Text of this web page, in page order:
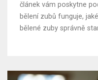
článek vám poskytne
bělení zubů funguje,
bělené zuby správně